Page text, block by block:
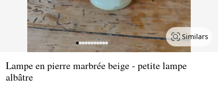
Similars
Lampe en pierre marbrée beige - petite lampe
albâtre